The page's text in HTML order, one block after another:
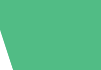
Individuels
Sans engagement